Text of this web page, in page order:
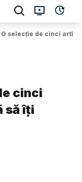
O selecție de cinci
cinci
să îți